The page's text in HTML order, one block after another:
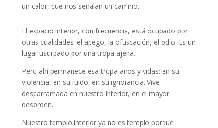
un calor, que nos señalan un camino.
El espacio interior, con frecuencia, está ocupado por
otras cualidades: el apego, la ofuscación, el odio. Es un
lugar usurpado por una tropa ajena.
Pero ahí permanece esa tropa años y vidas: en su
violencia, en su ruido, en su ignorancia. Vive
desparramada en nuestro interior, en el mayor
desorden.
Nuestro templo interior ya no es templo porque